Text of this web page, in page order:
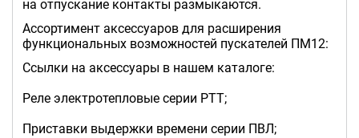
на отпускание контакты размыкаются.
Ассортимент аксессуаров для расширения
функциональных возможностей пускателей ПМ12:
Ссылки на аксессуары в нашем каталоге:
Реле электротепловые серии РТТ;
Приставки выдержки времени серии ПВЛ;